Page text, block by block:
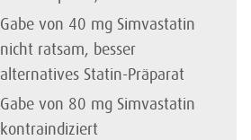
Gabe von 40 mg Simvastatin
nicht ratsam, besser
alternatives Statin-Präparat
Gabe von 80 mg Simvastatin
kontraindiziert